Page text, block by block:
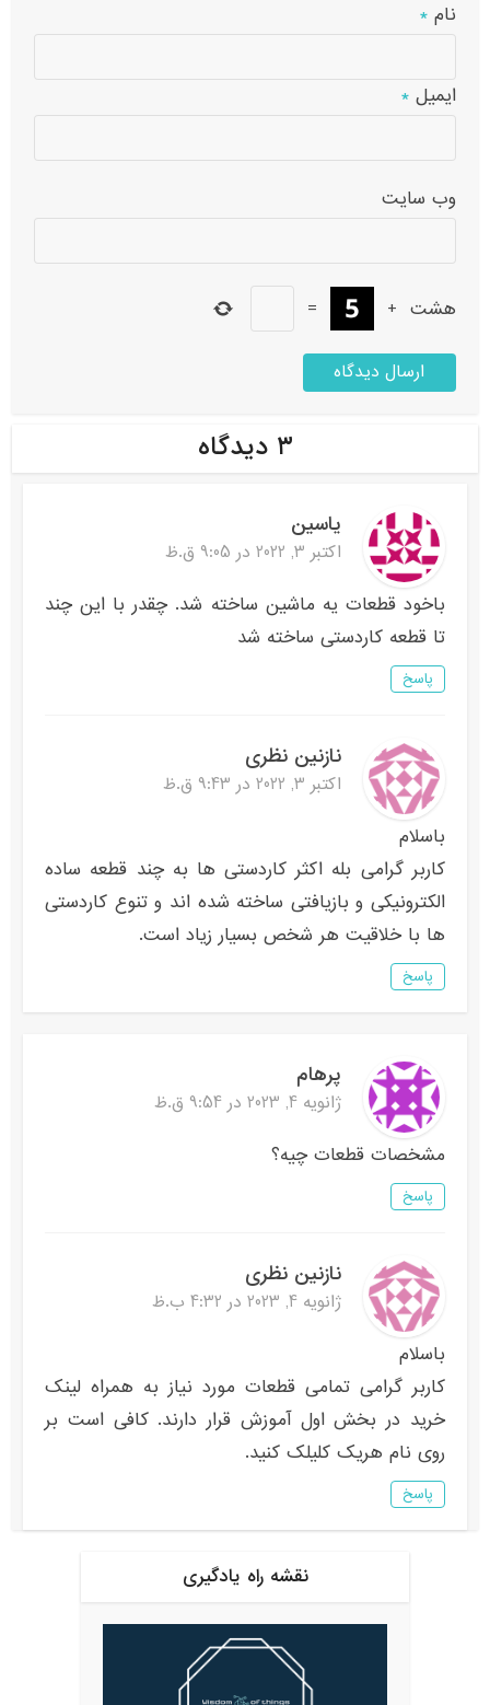
نام*
ایمیل*
وب‌ سایت
هشت +
=
۳ دیدگاه
یاسین
اکتبر 3, 2022 در 9:05 ق.ظ
باخود قطعات یه ماشین ساخته شد. چقدر با این چند
تا قطعه کاردستی ساخته شد
پاسخ
نازنین نظری
اکتبر 3, 2022 در 9:43 ق.ظ
باسلام
کاربر گرامی بله اکثر کاردستی ها به چند قطعه ساده
الکترونیکی و بازیافتی ساخته شده اند و تنوع کاردستی
ها با خلاقیت هر شخص بسیار زیاد است.
پاسخ
پرهام
ژانویه 4, 2023 در 9:54 ق.ظ
مشخصات قطعات چیه؟
پاسخ
نازنین نظری
ژانویه 4, 2023 در 4:32 ب.ظ
باسلام
کاربر گرامی تمامی قطعات مورد نیاز به همراه لینک
خرید در بخش اول آموزش قرار دارند. کافی است بر
روی نام هریک کلیلک کنید.
پاسخ
نقشه راه یادگیری